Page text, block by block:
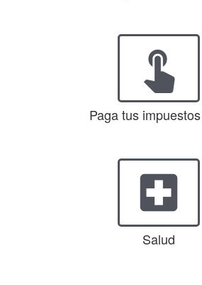
touch_app
Paga tus
local_hospital
Salud